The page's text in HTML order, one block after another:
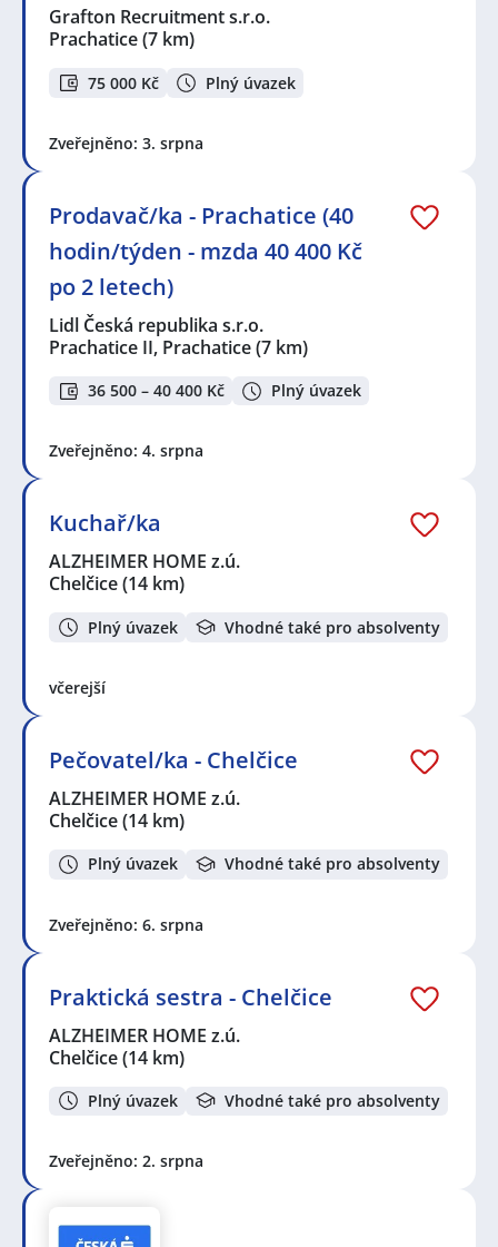
Grafton Recruitment s.r.o.
Prachatice(7 km)
75 000 Kč Plný úvazek
Zveřejněno: 3. srpna
Prodavač/ka - Prachatice (40
hodin/týden - mzda 40 400 Kč
po 2 letech)
Lidl Česká republika s.r.o.
Prachatice II, Prachatice(7 km)
36 500 – 40 400 Kč Plný úvazek
Zveřejněno: 4. srpna
Kuchař/ka
ALZHEIMER HOME z.ú.
Chelčice(14 km)
Plný úvazek Vhodné také pro absolventy
včerejší
Pečovatel/ka - Chelčice
ALZHEIMER HOME z.ú.
Chelčice(14 km)
Plný úvazek Vhodné také pro absolventy
Zveřejněno: 6. srpna
Praktická sestra - Chelčice
ALZHEIMER HOME z.ú.
Chelčice(14 km)
Plný úvazek Vhodné také pro absolventy
Zveřejněno: 2. srpna